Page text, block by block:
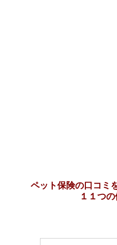
ペット保険の口コミ
１１つ